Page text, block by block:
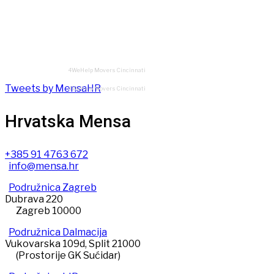
4WeHelp Movers Cincinnati
Tweets by MensaHR4WeHelp Movers Cincinnati
Hrvatska Mensa
+385 91 4763 672
info@mensa.hr
Podružnica Zagreb
Dubrava 220
Zagreb 10000
Podružnica Dalmacija
Vukovarska 109d, Split 21000
(Prostorije GK Sućidar)